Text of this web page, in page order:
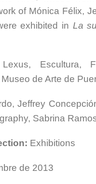
of Mónica Félix,
exhibited in La
Escultura,
de Arte de
Jeffrey
Sabrina
Exhibitions
de 2013